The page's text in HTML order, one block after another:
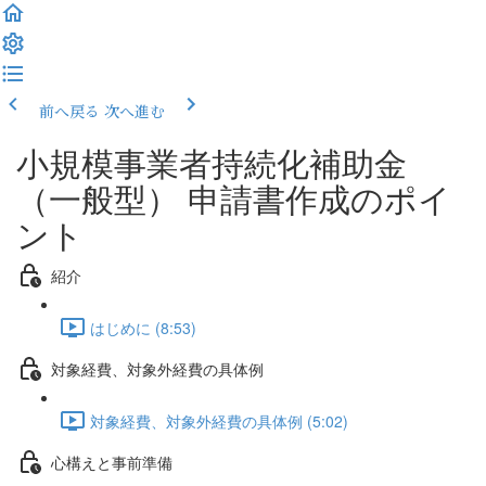
前へ戻る 次へ進む
小規模事業者持続化補助金
（一般型） 申請書作成のポイ
ント
紹介
はじめに (8:53)
対象経費、対象外経費の具体例
対象経費、対象外経費の具体例 (5:02)
心構えと事前準備